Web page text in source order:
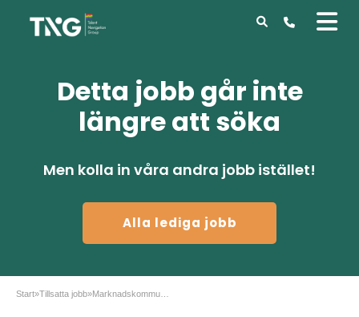
Detta jobb går inte
längre att söka
Men kolla in våra andra jobb istället!
Alla lediga jobb
Start»Tillsatta jobb»